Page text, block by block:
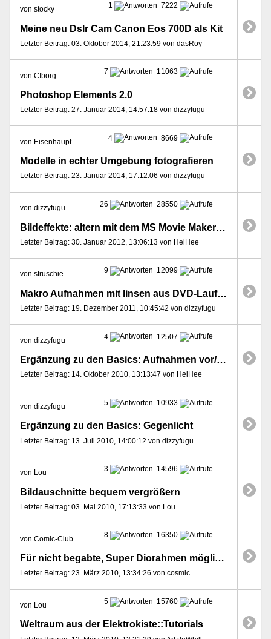
von stocky 1 7222
Meine neu Dslr Cam Canon Eos 700D als Kit
Letzter Beitrag: 03. Oktober 2014, 21:23:59 von dasRoy
von CIborg 7 11063
Photoshop Elements 2.0
Letzter Beitrag: 27. Januar 2014, 14:57:18 von dizzyfugu
von Eisenhaupt 4 8669
Modelle in echter Umgebung fotografieren
Letzter Beitrag: 23. Januar 2014, 17:12:06 von dizzyfugu
von dizzyfugu 26 28550
Bildeffekte: altern mit dem MS Movie Maker & Online-Diensten
Letzter Beitrag: 30. Januar 2012, 13:06:13 von HeiHee
von struschie 9 12099
Makro Aufnahmen mit linsen aus DVD-Laufwerken
Letzter Beitrag: 19. Dezember 2011, 10:45:42 von dizzyfugu
von dizzyfugu 4 12507
Ergänzung zu den Basics: Aufnahmen vor/auf Schwarz
Letzter Beitrag: 14. Oktober 2010, 13:13:47 von HeiHee
von dizzyfugu 5 10933
Ergänzung zu den Basics: Gegenlicht
Letzter Beitrag: 13. Juli 2010, 14:00:12 von dizzyfugu
von Lou 3 14596
Bildauschnitte bequem vergrößern
Letzter Beitrag: 03. Mai 2010, 17:13:33 von Lou
von Comic-Club 8 16350
Für nicht begabte, Super Diorahmen möglichkeiten
Letzter Beitrag: 23. März 2010, 13:34:26 von cosmic
von Lou 5 15760
Weltraum aus der Elektrokiste::Tutorials